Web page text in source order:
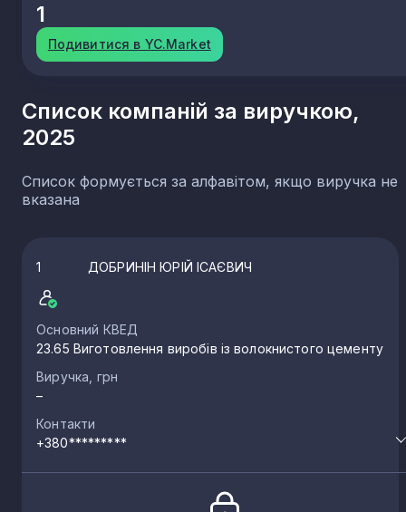
1
Подивитися в YC.Market
Список компаній за виручкою,
2025
Список формується за алфавітом, якщо виручка не
вказана
1 ДОБРИНІН ЮРІЙ ІСАЄВИЧ
Основний КВЕД
23.65 Виготовлення виробів із волокнистого цементу
Виручка, грн
–
Контакти
+380*********